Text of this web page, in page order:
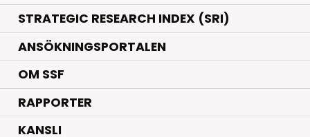
STRATEGIC RESEARCH INDEX (SRI)
ANSÖKNINGSPORTALEN
OM SSF
RAPPORTER
KANSLI